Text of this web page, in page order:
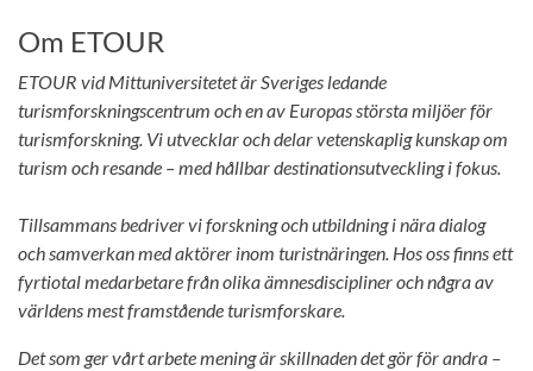
Om ETOUR
ETOUR vid Mittuniversitetet är Sveriges ledande
turismforskningscentrum och en av Europas största miljöer för
turismforskning. Vi utvecklar och delar vetenskaplig kunskap om
turism och resande – med hållbar destinationsutveckling i fokus.
Tillsammans bedriver vi forskning och utbildning i nära dialog
och samverkan med aktörer inom turistnäringen. Hos oss finns ett
fyrtiotal medarbetare från olika ämnesdiscipliner och några av
världens mest framstående turismforskare.
Det som ger vårt arbete mening är skillnaden det gör för andra –